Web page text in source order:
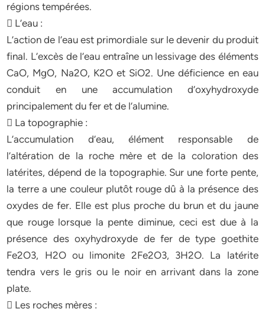
régions tempérées.
 L’eau :
L’action de l’eau est primordiale sur le devenir du produit
final. L’excès de l’eau entraîne un lessivage des éléments
CaO, MgO, Na2O, K2O et SiO2. Une déficience en eau
conduit en une accumulation d’oxyhydroxyde
principalement du fer et de l’alumine.
 La topographie :
L’accumulation d’eau, élément responsable de
l’altération de la roche mère et de la coloration des
latérites, dépend de la topographie. Sur une forte pente,
la terre a une couleur plutôt rouge dû à la présence des
oxydes de fer. Elle est plus proche du brun et du jaune
que rouge lorsque la pente diminue, ceci est due à la
présence des oxyhydroxyde de fer de type goethite
Fe2O3, H2O ou limonite 2Fe2O3, 3H2O. La latérite
tendra vers le gris ou le noir en arrivant dans la zone
plate.
 Les roches mères :